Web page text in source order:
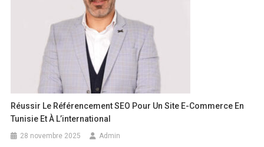
Réussir Le Référencement SEO Pour Un Site E-Commerce En
Tunisie Et À L’international
28 novembre 2025 Admin